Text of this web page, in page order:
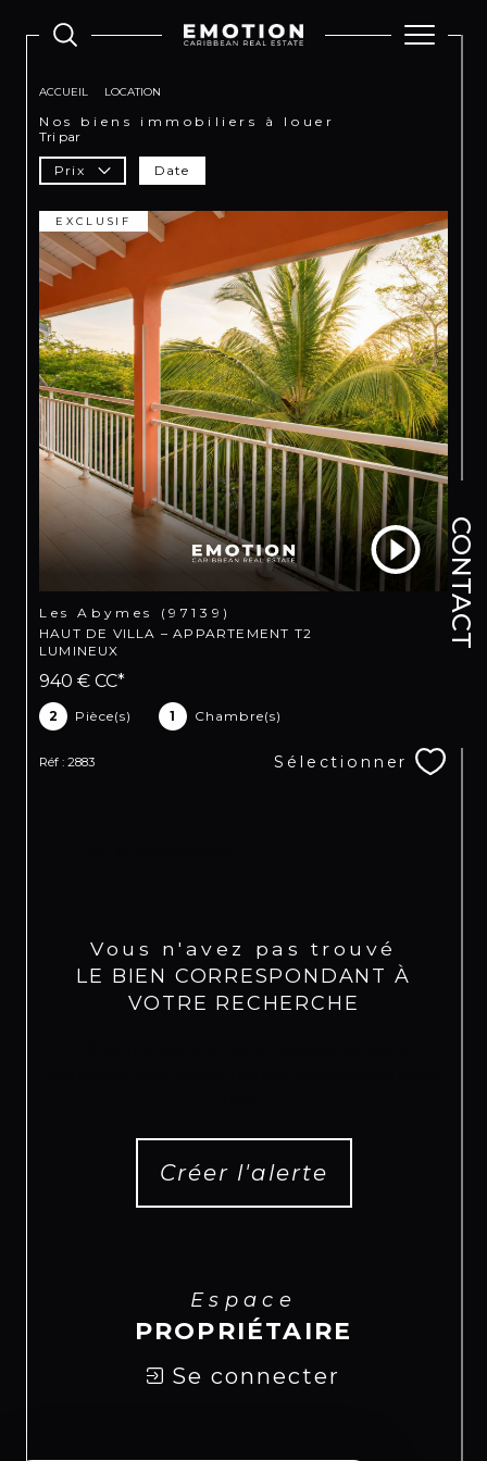
CONTACT
ACCUEIL LOCATION
Nos biens immobiliers à louer
Tri par
Prix Date
EXCLUSIF
Les Abymes (97139)
HAUT DE VILLA – APPARTEMENT T2
LUMINEUX
940 € CC*
2 Pièce(s) 1 Chambre(s)
Réf : 2883 Sélectionner
Vous n'avez pas trouvé
LE BIEN CORRESPONDANT À
VOTRE RECHERCHE
Créer l'alerte
Espace
PROPRIÉTAIRE
Se connecter